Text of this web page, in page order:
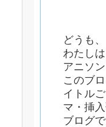
どうも
わたし
アニソ
このブ
イトル
マ・挿
ブログで